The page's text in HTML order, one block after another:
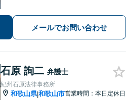
さまの問題も親身に取り組む【夜間・
休日面談可】
メールでお問い合わせ
石原 詢二 弁護士
紀州石原法律事務所
和歌山県|和歌山市営業時間：本日定休日